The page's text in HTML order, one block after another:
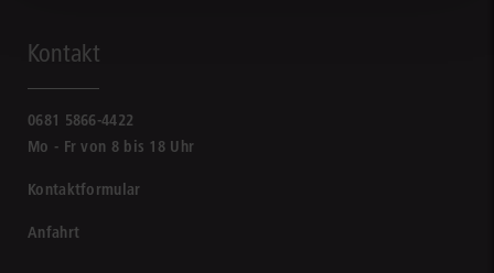
Kontakt
0681 5866-4422
Mo - Fr von 8 bis 18 Uhr
Kontaktformular
Anfahrt